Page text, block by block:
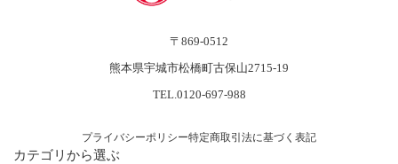
〒869-0512
熊本県宇城市松橋町古保山2715-19
TEL.0120-697-988
プライバシーポリシー特定商取引法に基づく表記
カテゴリから選ぶ